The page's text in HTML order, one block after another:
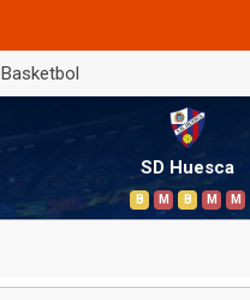
Basketbol
SD Huesca
B M B M M